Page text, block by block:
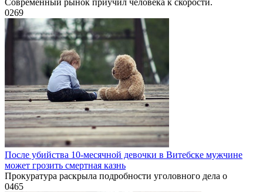
0269
После убийства 10-месячной девочки в Витебске мужчине
может грозить смертная казнь
Прокуратура раскрыла подробности уголовного дела о
0465